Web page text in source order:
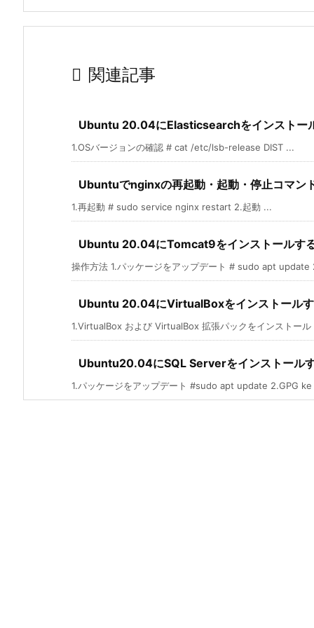
 関連記事
Ubuntu 20.04にElasticsearchをインストー
1.OSバージョンの確認 # cat /etc/lsb-release DIST ...
Ubuntuでnginxの再起動・起動・停止コマン
1.再起動 # sudo service nginx restart 2.起動 ...
Ubuntu 20.04にTomcat9をインストールす
操作方法 1.パッケージをアップデート # sudo apt update
Ubuntu 20.04にVirtualBoxをインストール
1.VirtualBox および VirtualBox 拡張パックをインストール
Ubuntu20.04にSQL Serverをインストール
1.パッケージをアップデート #sudo apt update 2.GPG ke